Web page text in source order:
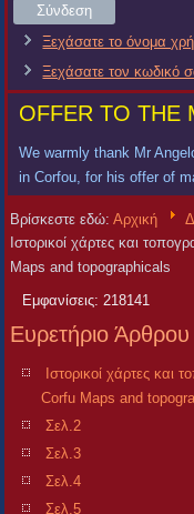
Σύνδεση
Ξεχάσατε το όνομα
Ξεχάσατε τον κωδικό
OFFER TO THE
We warmly thank Mr
in Corfou, for his offer of
Βρίσκεστε εδώ:Αρχική
Ιστορικοί χάρτες και
Maps and topographicals
Εμφανίσεις: 218141
Ευρετήριο Άρθρου
Ιστορικοί χάρτες και
Corfu Maps and
Σελ.2
Σελ.3
Σελ.4
Σελ.5